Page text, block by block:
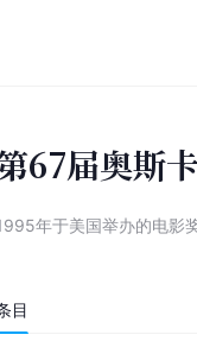
67届奥斯
年于美国举办的电影
目